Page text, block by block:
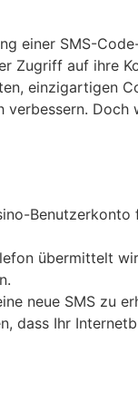
einer SMS-
Zugriff auf ihre
einzigartigen
Doch
übermittelt
neue SMS zu
dass Ihr